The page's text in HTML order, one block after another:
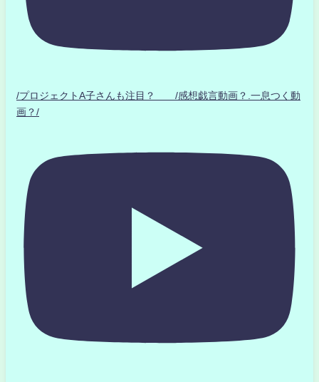
/プロジェクトA子さんも注目？ /感想戯言動画？.一息つく動
画？/